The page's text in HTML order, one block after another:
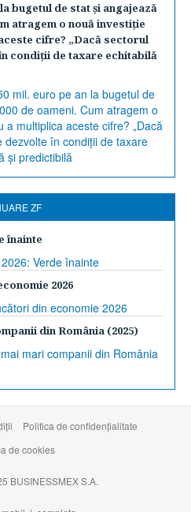
bugetul de stat şi angajează
atragem o nouă investiţie
cifre? „Dacă sectorul
condiţii de taxare echitabilă
ZF
înainte
2026
din România (2025)
Politica de confidențialitate
de cookies
BUSINESSMEX S.A.